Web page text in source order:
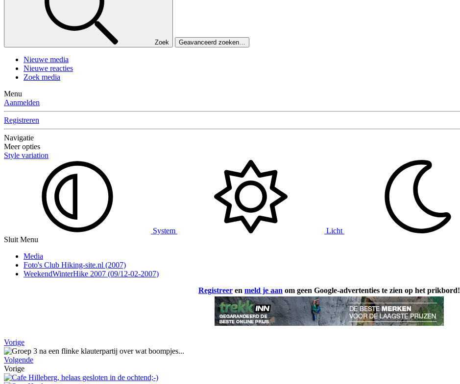
Zoek Geavanceerd zoeken…
Nieuwe media
Nieuwe reacties
Zoek media
Menu
Aanmelden
Registreren
Navigatie
Meer opties
Style variation
System Licht
Sluit Menu
Media
Foto's Club Hiking-site.nl (2007)
WeekendWinterHike 2007 (09/12-02-2007)
Registreer en meld je aan om geen Google-advertenties te zien op het prikbord!
Vorige
Volgende
Vorige